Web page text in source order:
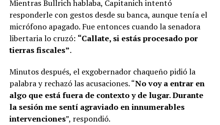
Mientras Bullrich hablaba, Capitanich intentó
responderle con gestos desde su banca, aunque tenía el
micrófono apagado. Fue entonces cuando la senadora
libertaria lo cruzó: “Callate, si estás procesado por
tierras fiscales”.
Minutos después, el exgobernador chaqueño pidió la
palabra y rechazó las acusaciones. “No voy a entrar en
algo que está fuera de contexto y de lugar. Durante
la sesión me sentí agraviado en innumerables
intervenciones”, respondió.